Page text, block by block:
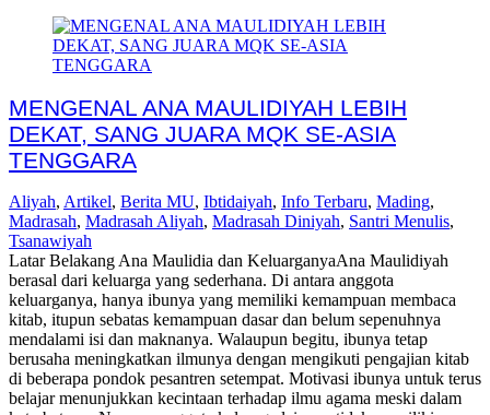
MENGENAL ANA MAULIDIYAH LEBIH
DEKAT, SANG JUARA MQK SE-ASIA
TENGGARA
Aliyah, Artikel, Berita MU, Ibtidaiyah, Info Terbaru, Mading,
Madrasah, Madrasah Aliyah, Madrasah Diniyah, Santri Menulis,
Tsanawiyah
Latar Belakang Ana Maulidia dan KeluarganyaAna Maulidiyah
berasal dari keluarga yang sederhana. Di antara anggota
keluarganya, hanya ibunya yang memiliki kemampuan membaca
kitab, itupun sebatas kemampuan dasar dan belum sepenuhnya
mendalami isi dan maknanya. Walaupun begitu, ibunya tetap
berusaha meningkatkan ilmunya dengan mengikuti pengajian kitab
di beberapa pondok pesantren setempat. Motivasi ibunya untuk terus
belajar menunjukkan kecintaan terhadap ilmu agama meski dalam